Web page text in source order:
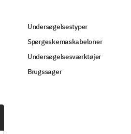
Undersøgelsestyper
Spørgeskemaskabeloner
Undersøgelsesværktøjer
Brugssager